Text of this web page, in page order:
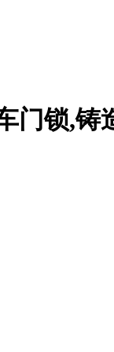
锁,铸